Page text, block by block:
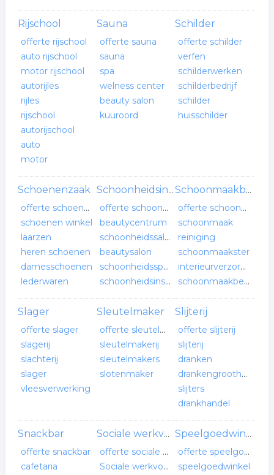
Rijschool
offerte rijschool
auto rijschool
motor rijschool
autorijles
rijles
rijschool
autorijschool
auto
motor
Sauna
offerte sauna
sauna
spa
welness center
beauty salon
kuuroord
Schilder
offerte schilder
verfen
schilderwerken
schilderbedrijf
schilder
huisschilder
Schoenenzaak
offerte schoenenzaak
schoenen winkel
laarzen
heren schoenen
damesschoenen
lederwaren
Schoonheidsinstituut
offerte schoonheidsinstituut
beautycentrum
schoonheidssalon
beautysalon
schoonheidsspecialist
schoonheidsinstituut
Schoonmaakbedrijf
offerte schoonmaakbedrijf
schoonmaak
reiniging
schoonmaakster
interieurverzorging
schoonmaakbedrijf
Slager
offerte slager
slagerij
slachterij
slager
vleesverwerking
Sleutelmaker
offerte sleutelmaker
sleutelmakerij
sleutelmakers
slotenmaker
Slijterij
offerte slijterij
slijterij
dranken
drankengroothandel
slijters
drankhandel
Snackbar
offerte snackbar
cafetaria
Sociale werkvoorziening
offerte sociale werkvoorziening
Sociale werkvoorziening
Speelgoedwinkel
offerte speelgoedwinkel
speelgoedwinkel